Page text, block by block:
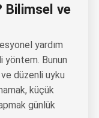
Bilimsel ve
yardım
yöntem. Bunun
ve düzenli uyku
küçük
günlük